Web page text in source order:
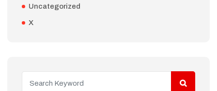
Uncategorized
X